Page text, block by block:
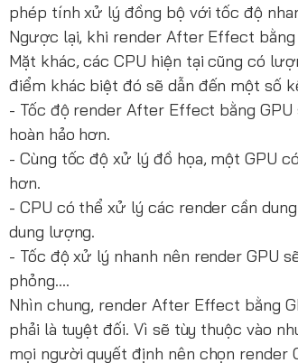
phép tính xử lý đồng bộ với tốc độ
Ngược lại, khi render After Effect
Mặt khác, các CPU hiện tại cũng có
điểm khác biệt đó sẽ dẫn đến một số
- Tốc độ render After Effect bằng
hoàn hảo hơn.
- Cùng tốc độ xử lý đồ họa, một GPU
hơn.
- CPU có thể xử lý các render cần
dung lượng.
- Tốc độ xử lý nhanh nên render GPU
phỏng….
Nhìn chung, render After Effect bằng
phải là tuyệt đối. Vì sẽ tùy thuộc vào
mọi người quyết định nên chọn render